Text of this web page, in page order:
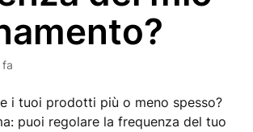
fa
i tuoi prodotti più o meno spesso?
puoi regolare la frequenza del tuo